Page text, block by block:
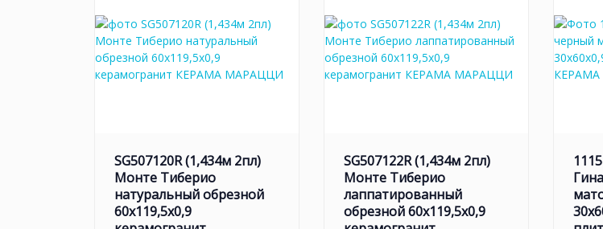
SG507120R (1,434м 2пл)
Монте Тиберио
натуральный обрезной
60x119,5x0,9
SG507122R (1,434м 2пл)
Монте Тиберио
лаппатированный
обрезной 60x119,5x0,9